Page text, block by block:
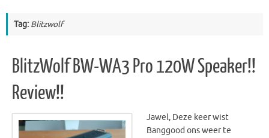
Tag: Blitzwolf
BlitzWolf BW-WA3 Pro 120W Speaker!!
Review!!
Jawel, Deze keer wist
Banggood ons weer te